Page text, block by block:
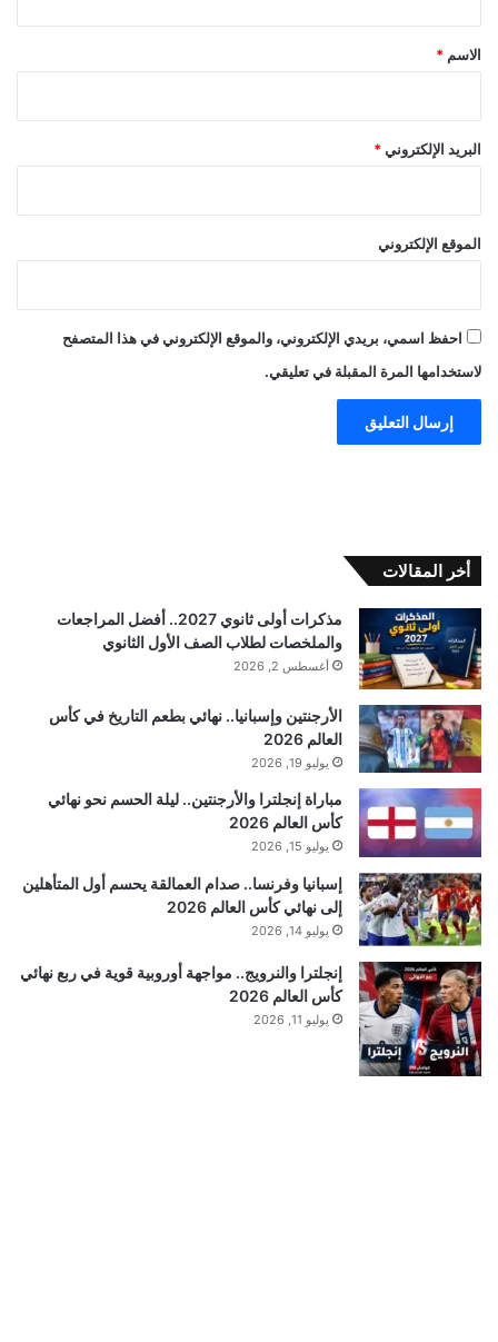
*
الاسم *
البريد الإلكتروني *
الموقع الإلكتروني
احفظ اسمي، بريدي الإلكتروني، والموقع الإلكتروني في هذا المتصفح
لاستخدامها المرة المقبلة في تعليقي.
أخر المقالات
مذكرات أولى ثانوي 2027.. أفضل المراجعات
والملخصات لطلاب الصف الأول الثانوي
أغسطس 2, 2026
الأرجنتين وإسبانيا.. نهائي بطعم التاريخ في كأس
العالم 2026
يوليو 19, 2026
مباراة إنجلترا والأرجنتين.. ليلة الحسم نحو نهائي
كأس العالم 2026
يوليو 15, 2026
إسبانيا وفرنسا.. صدام العمالقة يحسم أول المتأهلين
إلى نهائي كأس العالم 2026
يوليو 14, 2026
إنجلترا والنرويج.. مواجهة أوروبية قوية في ربع نهائي
كأس العالم 2026
يوليو 11, 2026